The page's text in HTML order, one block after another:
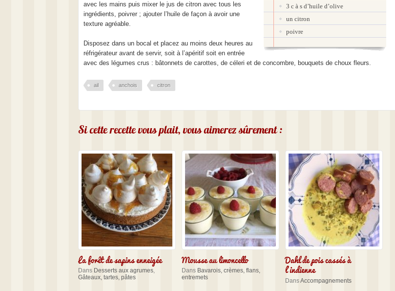
3 c à s d’huile d’olive
un citron
poivre
avec les mains puis mixer le jus de citron avec tous les
ingrédients, poivrer ; ajouter l’huile de façon à avoir une
texture agréable.
Disposez dans un bocal et placez au moins deux heures au
réfrigérateur avant de servir, soit à l’apéritif soit en entrée
avec des légumes crus : bâtonnets de carottes, de céleri et de concombre, bouquets de choux fleurs.
ail anchois citron
Si cette recette vous plait, vous aimerez sûrement :
La forêt de sapins enneigée
Dans Desserts aux agrumes,
Gâteaux, tartes, pâtes
Mousse au limoncello
Dans Bavarois, crèmes, flans,
entremets
Dahl de pois cassés à
l’indienne
DansAccompagnements